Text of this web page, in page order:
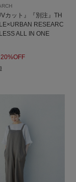
カット』『別注』TH
RESEARC
ALL IN ONE